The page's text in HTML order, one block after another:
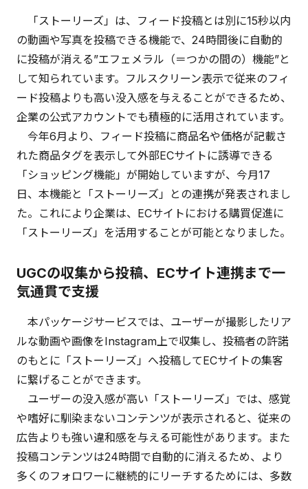
「ストーリーズ」は、フィード投稿とは別に15秒以内
の動画や写真を投稿できる機能で、24時間後に自動的
に投稿が消える”エフェメラル（＝つかの間の）機能”と
して知られています。フルスクリーン表示で従来のフィ
ード投稿よりも高い没入感を与えることができるため、
企業の公式アカウントでも積極的に活用されています。
今年6月より、フィード投稿に商品名や価格が記載さ
れた商品タグを表示して外部ECサイトに誘導できる
「ショッピング機能」が開始していますが、今月17
日、本機能と「ストーリーズ」との連携が発表されまし
た。これにより企業は、ECサイトにおける購買促進に
「ストーリーズ」を活用することが可能となりました。
UGCの収集から投稿、ECサイト連携まで一
気通貫で支援
本パッケージサービスでは、ユーザーが撮影したリア
ルな動画や画像をInstagram上で収集し、投稿者の許諾
のもとに「ストーリーズ」へ投稿してECサイトの集客
に繋げることができます。
ユーザーの没入感が高い「ストーリーズ」では、感覚
や嗜好に馴染まないコンテンツが表示されると、従来の
広告よりも強い違和感を与える可能性があります。また
投稿コンテンツは24時間で自動的に消えるため、より
多くのフォロワーに継続的にリーチするためには、多数